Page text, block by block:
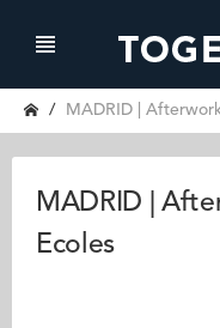
MADRID |
MADRID |
Ecoles